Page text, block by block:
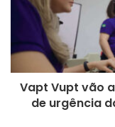
resultando em uma
Regue as
tarde
Assim você evita
Vapt Vupt vão
de urgência